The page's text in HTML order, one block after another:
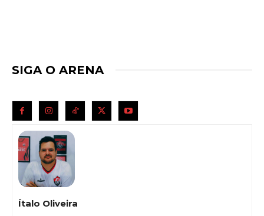
SIGA O ARENA
Ítalo Oliveira